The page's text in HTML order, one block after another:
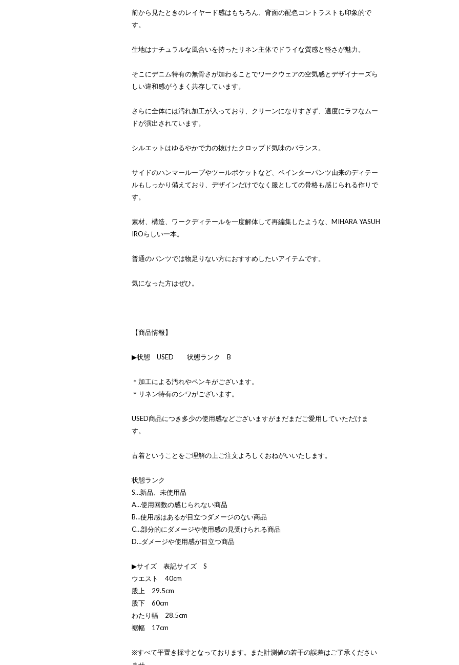
前から見たときのレイヤード感はもちろん、背面の配色コントラストも印象的で
す。
生地はナチュラルな風合いを持ったリネン主体でドライな質感と軽さが魅力。
そこにデニム特有の無骨さが加わることでワークウェアの空気感とデザイナーズら
しい違和感がうまく共存しています。
さらに全体には汚れ加工が入っており、クリーンになりすぎず、適度にラフなムー
ドが演出されています。
シルエットはゆるやかで力の抜けたクロップド気味のバランス。
サイドのハンマーループやツールポケットなど、ペインターパンツ由来のディテー
ルもしっかり備えており、デザインだけでなく服としての骨格も感じられる作りで
す。
素材、構造、ワークディテールを一度解体して再編集したような、MIHARA YASUH
IROらしい一本。
普通のパンツでは物足りない方におすすめしたいアイテムです。
気になった方はぜひ。
【商品情報】
▶状態 USED 状態ランク B
＊加工による汚れやペンキがございます。
＊リネン特有のシワがございます。
USED商品につき多少の使用感などございますがまだまだご愛用していただけま
す。
古着ということをご理解の上ご注文よろしくおねがいいたします。
状態ランク
S…新品、未使用品
A…使用回数の感じられない商品
B…使用感はあるが目立つダメージのない商品
C…部分的にダメージや使用感の見受けられる商品
D…ダメージや使用感が目立つ商品
▶サイズ 表記サイズ S
ウエスト 40cm
股上 29.5cm
股下 60cm
わたり幅 28.5cm
裾幅 17cm
※すべて平置き採寸となっております。また計測値の若干の誤差はご了承ください